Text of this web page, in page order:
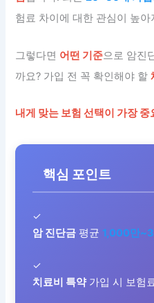
험료 차이에 대한 관심이 높아
그렇다면 어떤 기준으로 암진
까요? 가입 전 꼭 확인해야 할
내게 맞는 보험 선택이 가장 중
핵심 포인트
✓
암 진단금 평균 1,000만
✓
치료비 특약가입 시 보험